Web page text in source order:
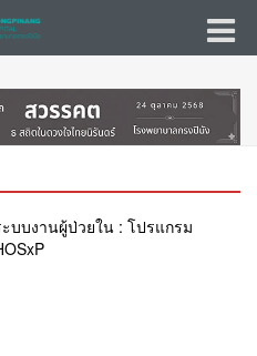
บบงานผู้ป่วยใน : โปรแกรม